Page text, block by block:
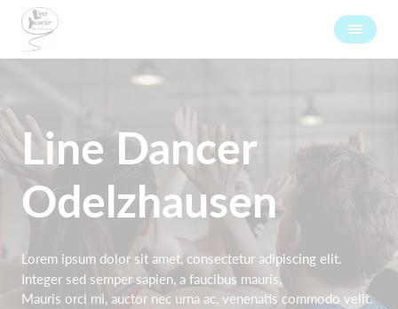
Line Dancer
Odelzhausen
Lorem ipsum dolor sit amet, consectetur adipiscing elit.
Integer sed semper sapien, a faucibus mauris.
Mauris orci mi, auctor nec urna ac, venenatis commodo velit.